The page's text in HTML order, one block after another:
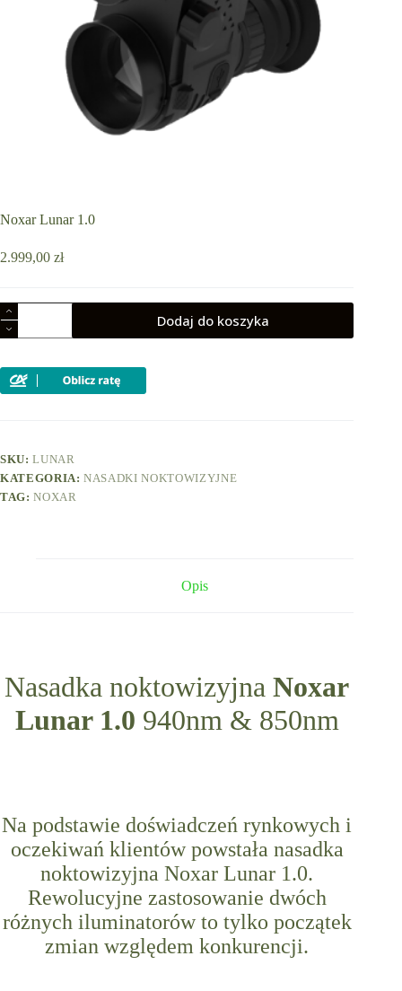
Noxar Lunar 1.0
2.999,00 zł
ilość
Noxar
Lunar
Dodaj do koszyka
SKU:LUNAR
KATEGORIA:NASADKI NOKTOWIZYJNE
TAG:NOXAR
Opis
Nasadka noktowizyjnaNoxar
Lunar 1.0 940nm & 850nm
Na podstawie doświadczeń rynkowych i
oczekiwań klientów powstała nasadka
noktowizyjna Noxar Lunar 1.0.
Rewolucyjne zastosowanie dwóch
różnych iluminatorów to tylko początek
zmian względem konkurencji.